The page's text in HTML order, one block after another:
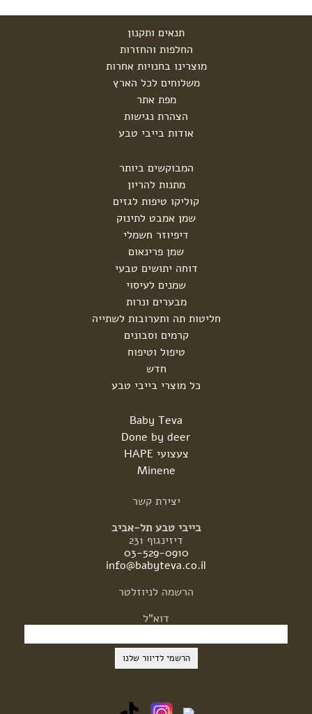
תנאים ותקנון
החלפות והחזרות
מוצרינו בחנויות אחרות
משלוחים לכל הארץ
מפת אתר
הצהרת נגישות
אודות בייבי טבע
המבוקשים ביותר
מתנות להריון
קוליקו טיפות לגזים
שמן אמבט לתינוק
דיפיוזר חשמלי
שמן פרינאום
דוחה יתושים טבעי
שמנים לעיסוי
מבערים ונרות
חליטות תה ותערובות לשתייה
קרמים וסבונים
טיפול וטיפוח
חדש
כל מוצרי בייבי טבע
Baby Teva
Done by deer
צעצועי HAPE
Minene
יצירת קשר
בייבי טבע תל-אביב
דיזינגוף 231
03-529-0910
info@babyteva.co.il
הרשמה לניוזלטר
דוא"ל